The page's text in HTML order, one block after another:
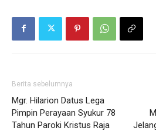
Berita sebelumnya
Mgr. Hilarion Datus Lega
Pimpin Perayaan Syukur 78
Tahun Paroki Kristus Raja